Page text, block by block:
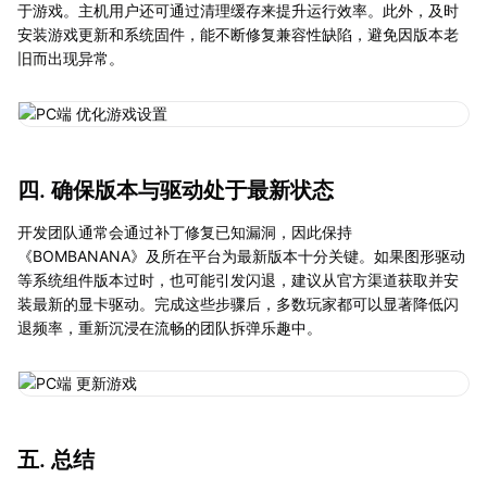
于游戏。主机用户还可通过清理缓存来提升运行效率。此外，及时
安装游戏更新和系统固件，能不断修复兼容性缺陷，避免因版本老
旧而出现异常。
四. 确保版本与驱动处于最新状态
开发团队通常会通过补丁修复已知漏洞，因此保持
《BOMBANANA》及所在平台为最新版本十分关键。如果图形驱动
等系统组件版本过时，也可能引发闪退，建议从官方渠道获取并安
装最新的显卡驱动。完成这些步骤后，多数玩家都可以显著降低闪
退频率，重新沉浸在流畅的团队拆弹乐趣中。
五. 总结